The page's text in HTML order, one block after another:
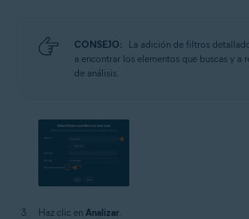
CONSEJO:
La adición de filtros
a encontrar los elementos que buscas y a
de análisis.
Haz clic en Analizar